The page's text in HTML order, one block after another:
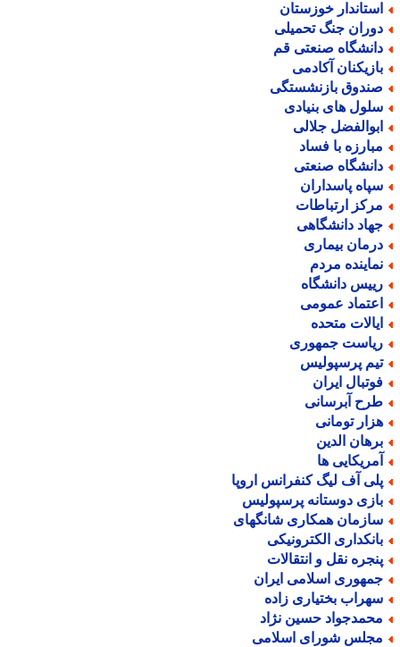
خوزستان
جنگ تحمیلی
صنعتی قم
آکادمی
بازنشستگی
های بنیادی
جلالی
با فساد
صنعتی
پاسداران
ارتباطات
دانشگاهی
بیماری
مردم
دانشگاه
عمومی
متحده
جمهوری
پرسپولیس
ایران
آبرسانی
تومانی
الدین
ها
آف لیگ کنفرانس اروپا
دوستانه پرسپولیس
همکاری شانگهای
الکترونیکی
نقل و انتقالات
اسلامی ایران
بختیاری زاده
حسین نژاد
شورای اسلامی